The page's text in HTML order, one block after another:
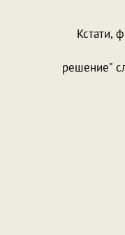
Кстати,
решение"